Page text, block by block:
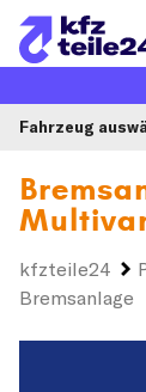
Fahrzeug
kfzteile24
Bremsanlage